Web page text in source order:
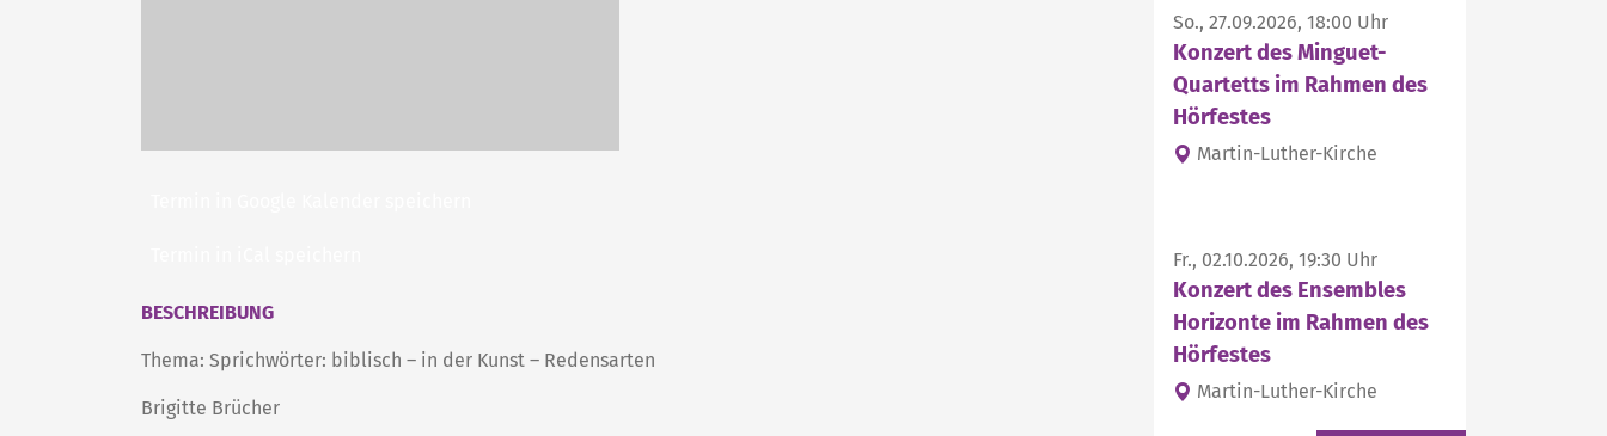
BESCHREIBUNG
Thema: Sprichwörter: biblisch – in der Kunst – Redensarten
Brigitte Brücher
So., 27.09.2026, 18:00 Uhr
Konzert des Minguet-
Quartetts im Rahmen des
Hörfestes
Martin-Luther-Kirche
Fr., 02.10.2026, 19:30 Uhr
Konzert des Ensembles
Horizonte im Rahmen des
Hörfestes
Martin-Luther-Kirche